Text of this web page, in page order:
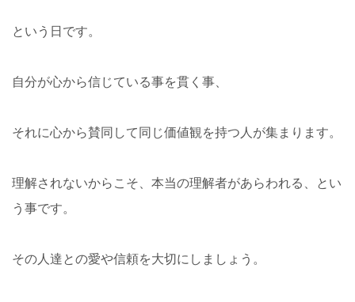
という日です。
自分が心から信じている事を貫く事、
それに心から賛同して同じ価値観を持つ人が集まります。
理解されないからこそ、本当の理解者があらわれる、とい
う事です。
その人達との愛や信頼を大切にしましょう。